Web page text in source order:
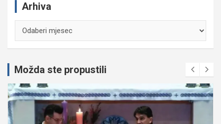
Arhiva
Možda ste propustili